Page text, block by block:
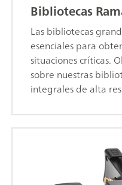
Bibliotecas
Las bibliotecas
esenciales para
situaciones críticas.
sobre nuestras
integrales de alta